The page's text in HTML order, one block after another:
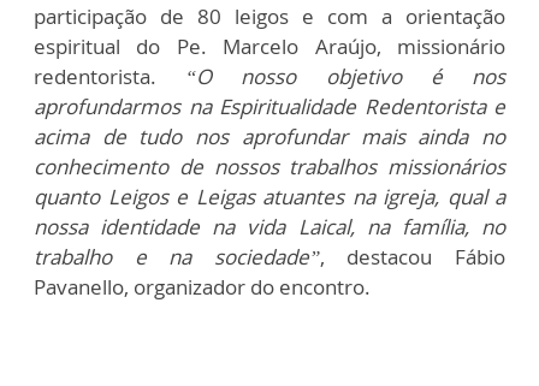
participação de 80 leigos e com a orientação
espiritual do Pe. Marcelo Araújo, missionário
redentorista. “O nosso objetivo é nos
aprofundarmos na Espiritualidade Redentorista e
acima de tudo nos aprofundar mais ainda no
conhecimento de nossos trabalhos missionários
quanto Leigos e Leigas atuantes na igreja, qual a
nossa identidade na vida Laical, na família, no
trabalho e na sociedade”, destacou Fábio
Pavanello, organizador do encontro.